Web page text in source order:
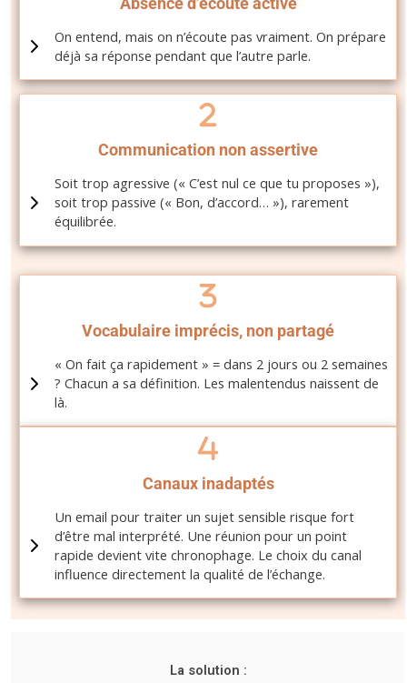
Absence d’écoute active
On entend, mais on n’écoute pas vraiment. On prépare
déjà sa réponse pendant que l’autre parle.
Communication non assertive
Soit trop agressive (« C’est nul ce que tu proposes »),
soit trop passive (« Bon, d’accord… »), rarement
équilibrée.
Vocabulaire imprécis, non partagé
« On fait ça rapidement » = dans 2 jours ou 2 semaines
? Chacun a sa définition. Les malentendus naissent de
là.
Canaux inadaptés
Un email pour traiter un sujet sensible risque fort
d’être mal interprété. Une réunion pour un point
rapide devient vite chronophage. Le choix du canal
influence directement la qualité de l’échange.
La solution :